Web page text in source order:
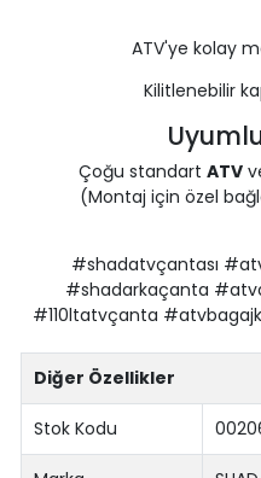
ATV'ye kolay
Kilitlenebilir
Çoğu standart ATV
(Montaj için özel
#shadatvçantası
#shadarkaçanta
#110ltatvçanta
Diğer Özellikler
Stok Kodu